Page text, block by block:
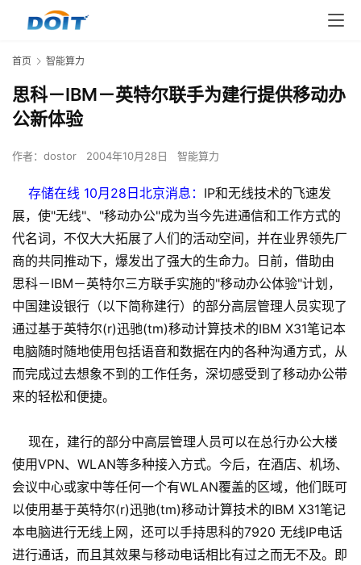
首页 智能算力
思科－IBM－英特尔联手为建行提供移动办
公新体验
作者： dostor 2004年10月28日 智能算力
存储在线 10月28日北京消息： IP和无线技术的飞速发
展，使"无线"、"移动办公"成为当今先进通信和工作方式的
代名词，不仅大大拓展了人们的活动空间，并在业界领先厂
商的共同推动下，爆发出了强大的生命力。日前，借助由
思科－IBM－英特尔三方联手实施的"移动办公体验"计划，
中国建设银行（以下简称建行）的部分高层管理人员实现了
通过基于英特尔(r)迅驰(tm)移动计算技术的IBM X31笔记本
电脑随时随地使用包括语音和数据在内的各种沟通方式，从
而完成过去想象不到的工作任务，深切感受到了移动办公带
来的轻松和便捷。
现在，建行的部分中高层管理人员可以在总行办公大楼
使用VPN、WLAN等多种接入方式。今后，在酒店、机场、
会议中心或家中等任何一个有WLAN覆盖的区域，他们既可
以使用基于英特尔(r)迅驰(tm)移动计算技术的IBM X31笔记
本电脑进行无线上网，还可以手持思科的7920 无线IP电话
进行通话，而且其效果与移动电话相比有过之而无不及。即